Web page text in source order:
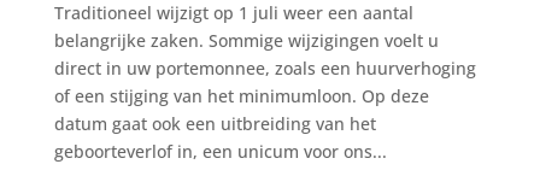
Traditioneel wijzigt op 1 juli weer een aantal
belangrijke zaken. Sommige wijzigingen voelt u
direct in uw portemonnee, zoals een huurverhoging
of een stijging van het minimumloon. Op deze
datum gaat ook een uitbreiding van het
geboorteverlof in, een unicum voor ons...